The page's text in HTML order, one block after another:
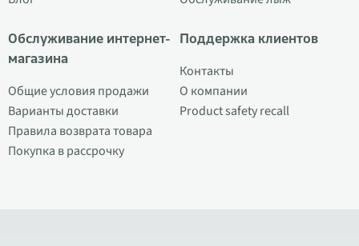
Обслуживание интернет-
магазина
Общие условия продажи
Варианты доставки
Правила возврата товара
Покупка в рассрочку
Поддержка клиентов
Контакты
О компании
Product safety recall